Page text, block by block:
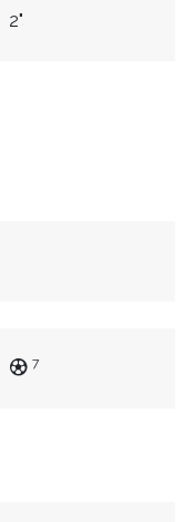
2"
7